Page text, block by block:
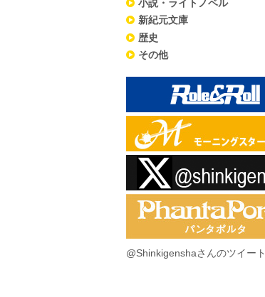
小説・ライトノベル
新紀元文庫
歴史
その他
@Shinkigenshaさんのツイート